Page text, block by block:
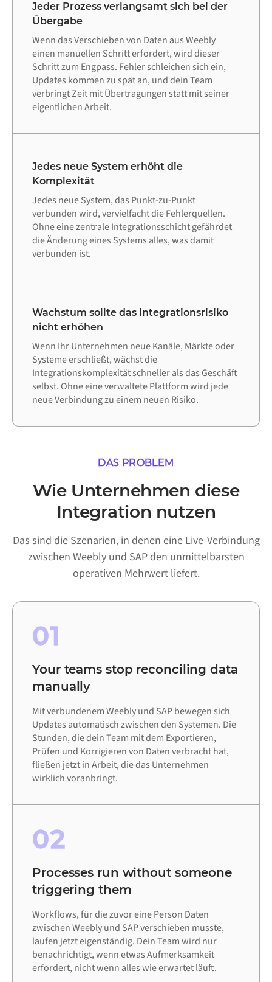
Jeder Prozess verlangsamt sich bei der
Übergabe
Wenn das Verschieben von Daten aus Weebly
einen manuellen Schritt erfordert, wird dieser
Schritt zum Engpass. Fehler schleichen sich ein,
Updates kommen zu spät an, und dein Team
verbringt Zeit mit Übertragungen statt mit seiner
eigentlichen Arbeit.
Jedes neue System erhöht die
Komplexität
Jedes neue System, das Punkt-zu-Punkt
verbunden wird, vervielfacht die Fehlerquellen.
Ohne eine zentrale Integrationsschicht gefährdet
die Änderung eines Systems alles, was damit
verbunden ist.
Wachstum sollte das Integrationsrisiko
nicht erhöhen
Wenn Ihr Unternehmen neue Kanäle, Märkte oder
Systeme erschließt, wächst die
Integrationskomplexität schneller als das Geschäft
selbst. Ohne eine verwaltete Plattform wird jede
neue Verbindung zu einem neuen Risiko.
DAS PROBLEM
Wie Unternehmen diese
Integration nutzen
Das sind die Szenarien, in denen eine Live-Verbindung
zwischen Weebly und SAP den unmittelbarsten
operativen Mehrwert liefert.
01
Your teams stop reconciling data
manually
Mit verbundenem Weebly und SAP bewegen sich
Updates automatisch zwischen den Systemen. Die
Stunden, die dein Team mit dem Exportieren,
Prüfen und Korrigieren von Daten verbracht hat,
fließen jetzt in Arbeit, die das Unternehmen
wirklich voranbringt.
02
Processes run without someone
triggering them
Workflows, für die zuvor eine Person Daten
zwischen Weebly und SAP verschieben musste,
laufen jetzt eigenständig. Dein Team wird nur
benachrichtigt, wenn etwas Aufmerksamkeit
erfordert, nicht wenn alles wie erwartet läuft.